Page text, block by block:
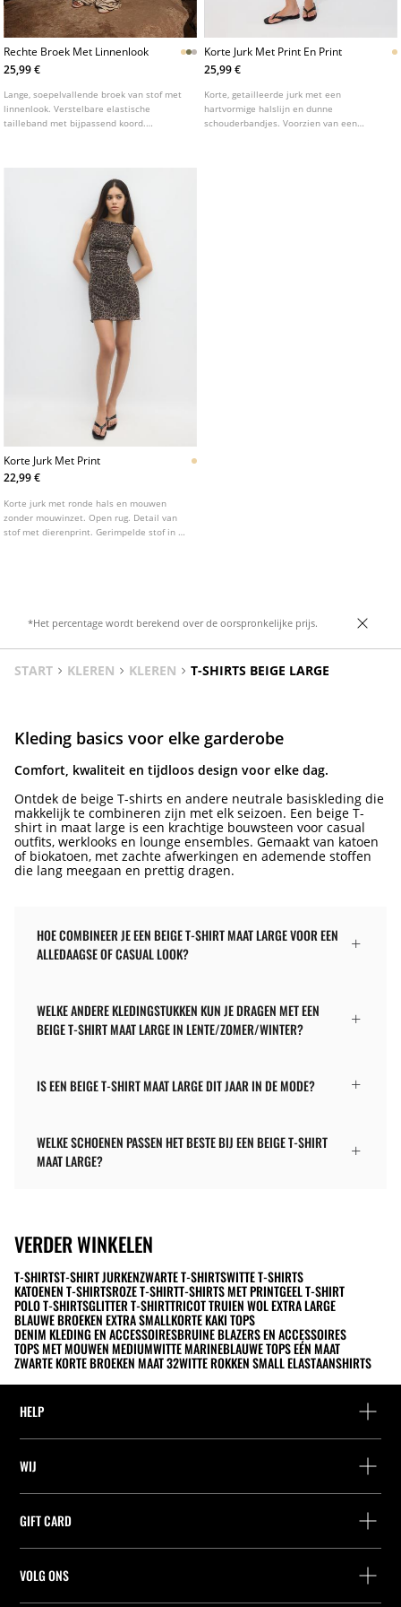
Rechte Broek Met Linnenlook
25,99 €
Lange, soepelvallende broek van stof met
linnenlook. Verstelbare elastische
tailleband met bijpassend koord.
Korte Jurk Met Print En Print
25,99 €
Korte, getailleerde jurk met een
hartvormige halslijn en dunne
schouderbandjes. Voorzien van een
Korte Jurk Met Print
22,99 €
Korte jurk met ronde hals en mouwen
zonder mouwinzet. Open rug. Detail van
stof met dierenprint. Gerimpelde stof in de
*Het percentage wordt berekend over de oorspronkelijke prijs.
START KLEREN KLEREN T-SHIRTS BEIGE LARGE
Kleding basics voor elke garderobe
Comfort, kwaliteit en tijdloos design voor elke dag.
Ontdek de beige T-shirts en andere neutrale basiskleding die
makkelijk te combineren zijn met elk seizoen. Een beige T-
shirt in maat large is een krachtige bouwsteen voor casual
outfits, werklooks en lounge ensembles. Gemaakt van katoen
of biokatoen, met zachte afwerkingen en ademende stoffen
die lang meegaan en prettig dragen.
HOE COMBINEER JE EEN BEIGE T-SHIRT MAAT LARGE VOOR EEN
ALLEDAAGSE OF CASUAL LOOK?
WELKE ANDERE KLEDINGSTUKKEN KUN JE DRAGEN MET EEN
BEIGE T-SHIRT MAAT LARGE IN LENTE/ZOMER/WINTER?
IS EEN BEIGE T-SHIRT MAAT LARGE DIT JAAR IN DE MODE?
WELKE SCHOENEN PASSEN HET BESTE BIJ EEN BEIGE T-SHIRT
MAAT LARGE?
VERDER WINKELEN
T-SHIRTST-SHIRT JURKENZWARTE T-SHIRTSWITTE T-SHIRTS
KATOENEN T-SHIRTSROZE T-SHIRTT-SHIRTS MET PRINTGEEL T-SHIRT
POLO T-SHIRTSGLITTER T-SHIRTTRICOT TRUIEN WOL EXTRA LARGE
BLAUWE BROEKEN EXTRA SMALLKORTE KAKI TOPS
DENIM KLEDING EN ACCESSOIRESBRUINE BLAZERS EN ACCESSOIRES
TOPS MET MOUWEN MEDIUMWITTE MARINEBLAUWE TOPS EÉN MAAT
ZWARTE KORTE BROEKEN MAAT 32WITTE ROKKEN SMALL ELASTAANSHIRTS
HELP
Leveringspunt zoeken
Retournering als gast
Leveringspunt zoeken
WIJ
Zoek een winkel
Werk bij Stradivarius
GIFT CARD
Saldo Opvragen
VOLG ONS